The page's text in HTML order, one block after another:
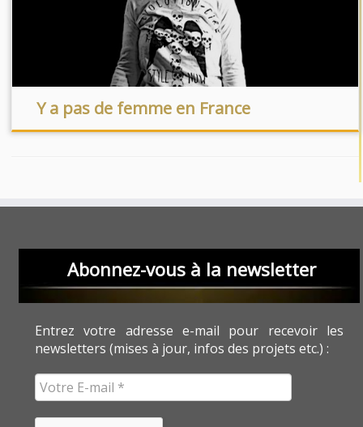
Y a pas de femme en France
Abonnez-vous à la newsletter
Entrez votre adresse e-mail pour recevoir les
newsletters (mises à jour, infos des projets etc.) :